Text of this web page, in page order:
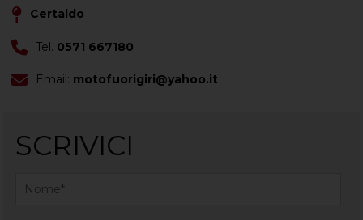
Certaldo
Tel. 0571 667180
Email: motofuorigiri@yahoo.it
SCRIVICI